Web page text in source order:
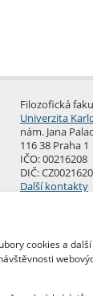
cookies a
Filozofická
Univerzita
nám. Jana
116 38 Praha 1
IČO: 00216208
DIČ:
Další kontakty